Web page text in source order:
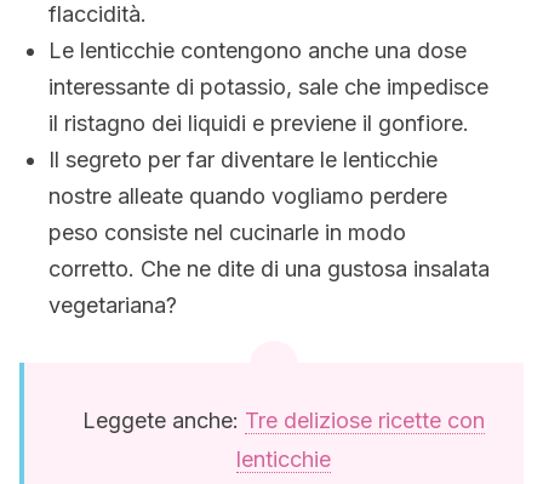
flaccidità.
Le lenticchie contengono anche una dose
interessante di potassio, sale che impedisce
il ristagno dei liquidi e previene il gonfiore.
Il segreto per far diventare le lenticchie
nostre alleate quando vogliamo perdere
peso consiste nel cucinarle in modo
corretto. Che ne dite di una gustosa insalata
vegetariana?
Leggete anche: Tre deliziose ricette con
lenticchie